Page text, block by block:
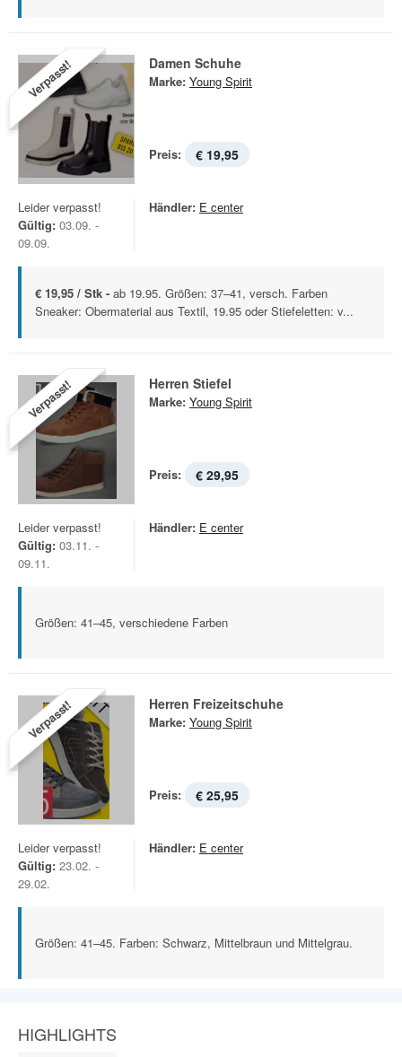
Verpasst! Damen Schuhe
Marke: Young Spirit
Preis: € 19,95
Leider verpasst!
Gültig: 03.09. -
09.09.
Händler: E center
€ 19,95 / Stk - ab 19.95. Größen: 37–41, versch. Farben
Sneaker: Obermaterial aus Textil, 19.95 oder Stiefeletten: v...
Verpasst! Herren Stiefel
Marke: Young Spirit
Preis: € 29,95
Leider verpasst!
Gültig: 03.11. -
09.11.
Händler: E center
Größen: 41–45, verschiedene Farben
Verpasst! Herren Freizeitschuhe
Marke: Young Spirit
Preis: € 25,95
Leider verpasst!
Gültig: 23.02. -
29.02.
Händler: E center
Größen: 41–45. Farben: Schwarz, Mittelbraun und Mittelgrau.
HIGHLIGHTS